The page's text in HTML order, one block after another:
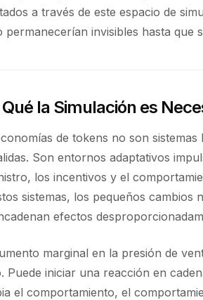
a través de este espacio de
permanecerían invisibles hasta que
la Simulación es
de tokens no son
Son entornos adaptativos
los incentivos y el
sistemas, los pequeños
efectos
marginal en la presión de
Puede iniciar una reacción en
el comportamiento, el